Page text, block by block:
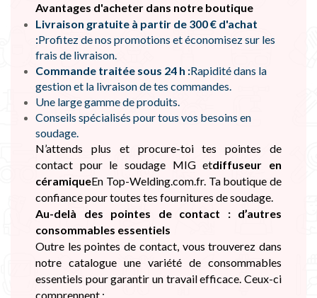
Avantages d'acheter dans notre boutique
Livraison gratuite à partir de 300 € d'achat
:Profitez de nos promotions et économisez sur les
frais de livraison.
Commande traitée sous 24 h :Rapidité dans la
gestion et la livraison de tes commandes.
Une large gamme de produits.
Conseils spécialisés pour tous vos besoins en
soudage.
N’attends plus et procure-toi tes pointes de
contact pour le soudage MIG etdiffuseur en
céramiqueEn Top-Welding.com.fr. Ta boutique de
confiance pour toutes tes fournitures de soudage.
Au-delà des pointes de contact : d’autres
consommables essentiels
Outre les pointes de contact, vous trouverez dans
notre catalogue une variété de consommables
essentiels pour garantir un travail efficace. Ceux-ci
comprennent :